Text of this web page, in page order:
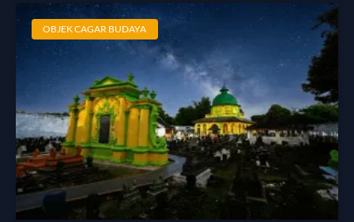
OBJEK CAGAR BUDAYA